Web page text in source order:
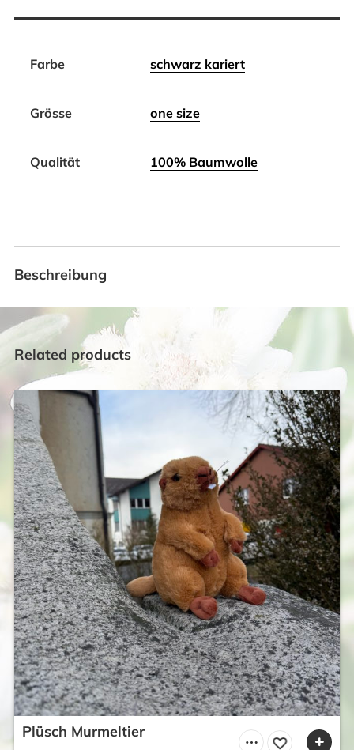
Farbe schwarz kariert
Grösse one size
Qualität 100% Baumwolle
Beschreibung
Related products
Plüsch Murmeltier